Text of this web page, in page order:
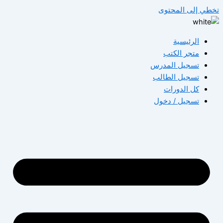
تخطي إلى المحتوى
الرئيسية
متجر الكتب
تسجيل المدرس
تسجيل الطالب
كل الدورات
تسجيل / دخول